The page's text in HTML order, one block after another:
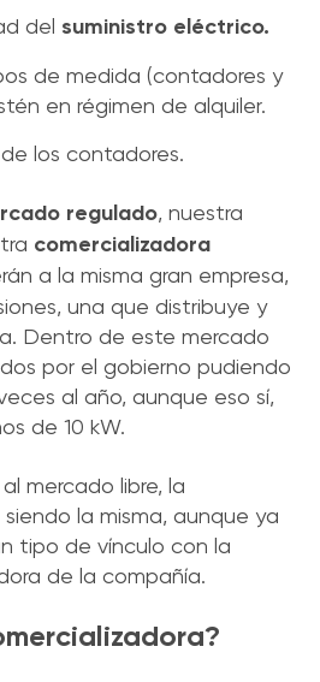
del suministro eléctrico.
de medida (contadores y
en régimen de alquiler.
de los contadores.
regulado, nuestra
comercializadora
a la misma gran empresa,
una que distribuye y
Dentro de este mercado
por el gobierno pudiendo
al año, aunque eso sí,
de 10 kW.
mercado libre, la
la misma, aunque ya
tipo de vínculo con la
de la compañía.